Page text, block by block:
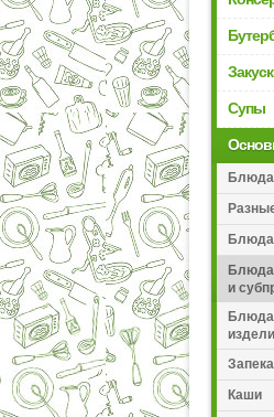
Супы
Блюда
Блюда
и
Блюда
Каши